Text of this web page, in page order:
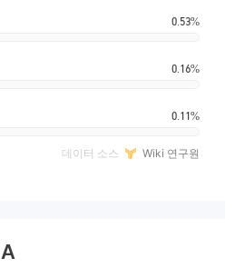
0.53%
0.16%
0.11%
데이터 소스 Wiki 연구원
A